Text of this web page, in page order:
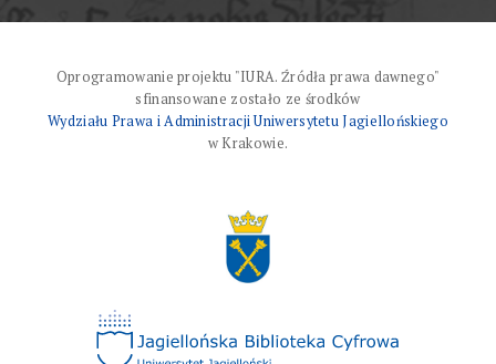
Oprogramowanie projektu "IURA. Źródła prawa dawnego"
sfinansowane zostało ze środków
Wydziału Prawa i Administracji Uniwersytetu Jagiellońskiego
w Krakowie.